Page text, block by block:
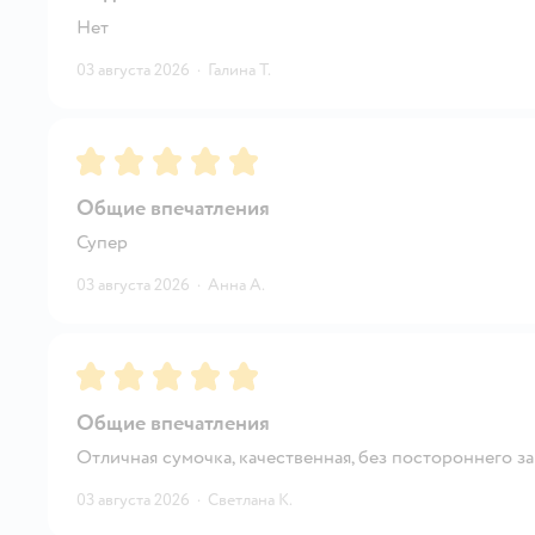
Нет
03 августа 2026 · Галина Т.
Рейтинг:5
Общие впечатления
Супер
03 августа 2026 · Анна А.
Рейтинг:5
Общие впечатления
Отличная сумочка, качественная, без постороннего
03 августа 2026 · Светлана К.